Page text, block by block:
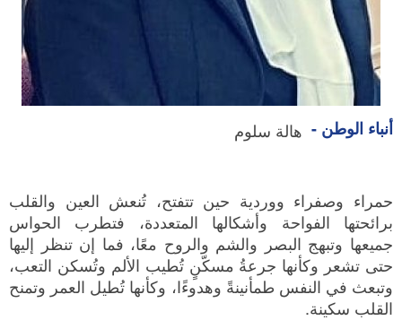
أنباء الوطن - هالة سلوم
حمراء وصفراء ووردية حين تتفتح، تُنعش العين والقلب
برائحتها الفواحة وأشكالها المتعددة، فتطرب الحواس
جميعها وتبهج البصر والشم والروح معًا، فما إن تنظر إليها
حتى تشعر وكأنها جرعةُ مسكّنٍ تُطيب الألم وتُسكن التعب،
وتبعث في النفس طمأنينةً وهدوءًا، وكأنها تُطيل العمر وتمنح
القلب سكينة.